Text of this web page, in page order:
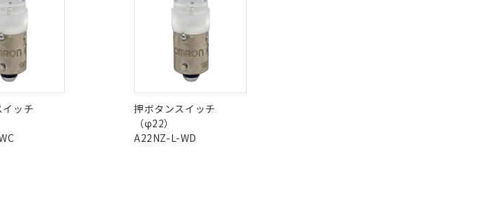
DIBP
ABS型式承認
（アメリカ
船舶規格）
この製品の規格認証/適合状況ページへ
ッチ
押ボタンスイッチ
（φ22）
A22NZ-L-WD
ている更新日時点での社内データに基づき作成されるも
よび標準価格とは異なる場合があることをご了承くださ
取引先、またはお客様担当のオムロン制御機器販売店・
「販売ネットワーク
」をご確認ください。
承諾なく第三者に漏洩または開示しないようお願いしま
をご利用いただくには、I-Webメンバーズにご登録され
項目は除く。
使用がないことを確認しています。
することがあります。
、
: 1000ppm、 PBDEs(ポリ臭化ジフェニルエーテル類) : 1000ppm、
ル) : 1000ppm、 BBP(フタル酸ブチルベンジル) : 1000ppm、
であることを示します。
に漏えいし、環境に深刻な影響を及ぼさない年数を意
砕するなど、違法に輸出されないよう必要な手段を講じ
兵器、生物兵器またはその他武器並びにこれらの製造装
、上記1、2および3の内容を当該第三者に通知します。
者が違法に輸出するおそれがある場合は、取り引きをい
客様のお取引先、またはお客様担当のオムロン制御
さい)
開していない機種